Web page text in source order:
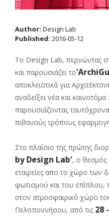
Author: Design Lab
Published: 2016-05-12
Το Design Lab, περνώντας
και παρουσιάζει το
αποκλειστικά για
αναδείξει νέα και
παρουσιάζοντας
πιθανούς τρόπους
Στο πλαίσιο της πρώτης
by Design Lab', ο θεσμός
εταιρείες απο το χώρο των
φωτισμού και του επίπλου,
στον ατμοσφαιρικό χώρο
Πελοποννήσου, από τις 28